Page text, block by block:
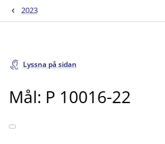
2023
Lyssna på sidan
Mål: P 10016-22